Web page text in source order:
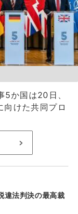
5か国は20日、
向けた共同プロ
>
違法判決の最高裁